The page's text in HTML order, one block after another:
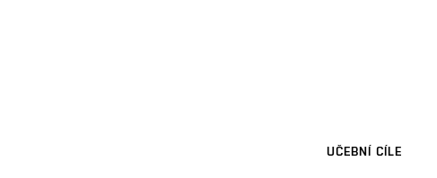
UČEBNÍ CÍLE